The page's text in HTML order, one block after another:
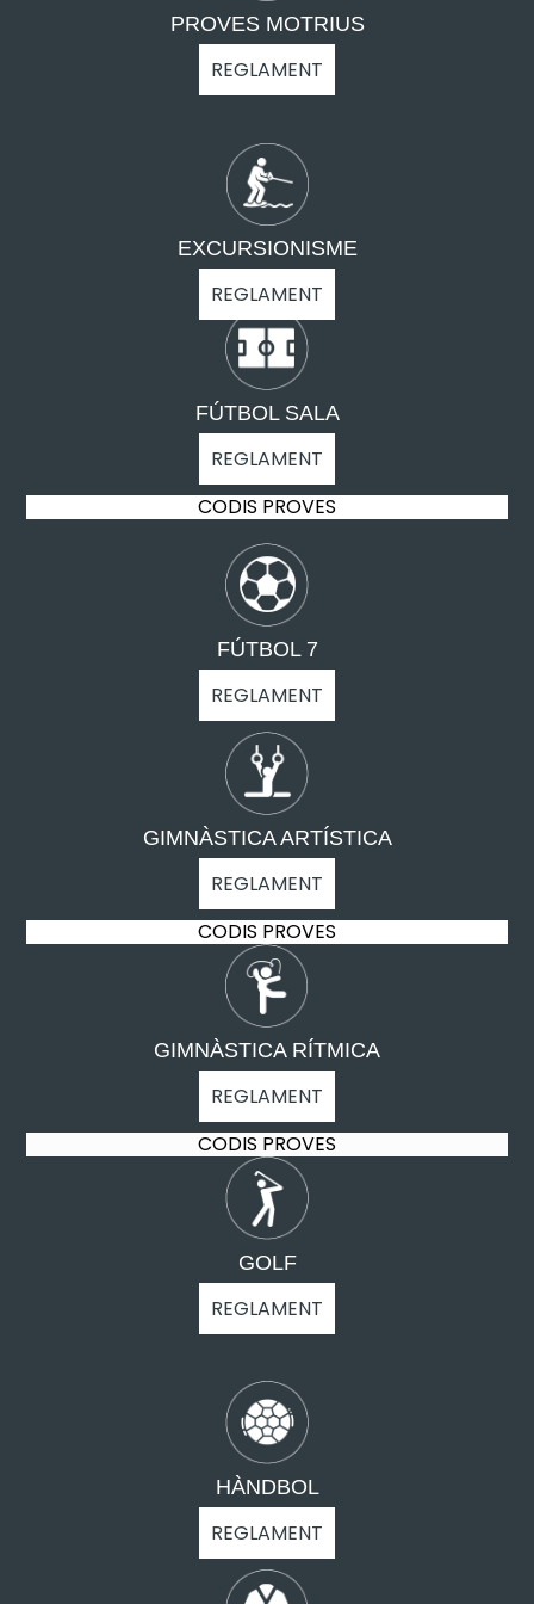
PROVES MOTRIUS
REGLAMENT
EXCURSIONISME
REGLAMENT
FÚTBOL SALA
REGLAMENT
CODIS PROVES
FÚTBOL 7
REGLAMENT
GIMNÀSTICA ARTÍSTICA
REGLAMENT
CODIS PROVES
GIMNÀSTICA RÍTMICA
REGLAMENT
CODIS PROVES
GOLF
REGLAMENT
HÀNDBOL
REGLAMENT